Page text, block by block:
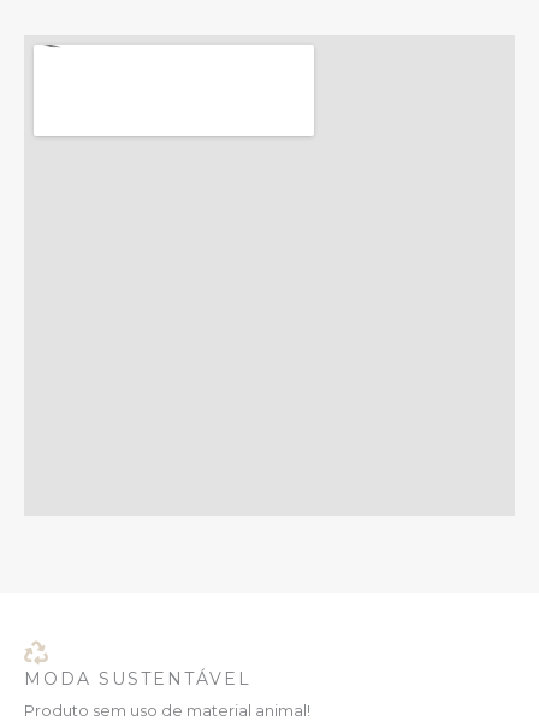
MODA SUSTENTÁVEL
Produto sem uso de material animal!